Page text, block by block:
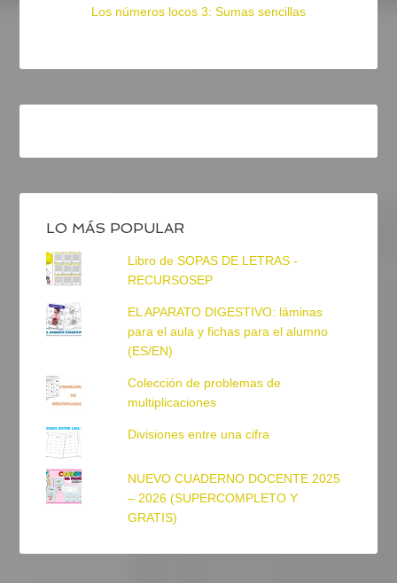
Los números locos 3: Sumas sencillas
LO MÁS POPULAR
Libro de SOPAS DE LETRAS -
RECURSOSEP
EL APARATO DIGESTIVO: láminas
para el aula y fichas para el alumno
(ES/EN)
Colección de problemas de
multiplicaciones
Divisiones entre una cifra
NUEVO CUADERNO DOCENTE 2025
– 2026 (SUPERCOMPLETO Y
GRATIS)